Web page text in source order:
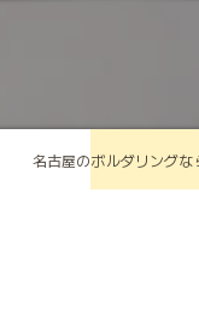
名古屋のボルダリング